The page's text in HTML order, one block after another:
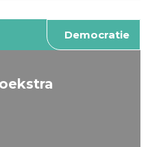
Democratie